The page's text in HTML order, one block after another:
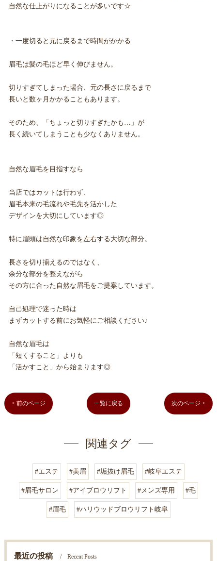
自然な仕上がりになることが多いです☆
・一度切ると元に戻るまで時間がかかる
眉毛は髪の毛ほど早く伸びません。
切りすぎてしまった場合、元の長さに戻るまで
長いと数ヶ月かかることもあります。
そのため、「ちょっと切りすぎたかも…」が
長く続いてしまうことも少なくありません。
自然な眉毛を目指すなら
当店ではカットは行わず、
眉毛本来の毛流れや毛先を活かした
デザインを大切にしています◎
特に眉頭は自然な印象を左右する大切な部分。
長さを切り揃えるのではなく、
余分な部分を整えながら
その方に合った自然な眉毛をご提案しています。
自己処理で迷った時は
まずカットする前にお気軽にご相談ください♪
自然な眉毛は
「短くすること」よりも
「活かすこと」から始まります◎
< 前のページ 一覧に戻る 次のページ >
関連タグ
#エステ #美眉 #垢抜け眉毛 #岐阜エステ
#眉毛サロン #アイブロウリフト #メンズ専用 #毛
#眉毛 #ハリウッドブロウリフト岐阜
最近の投稿 Recent Posts